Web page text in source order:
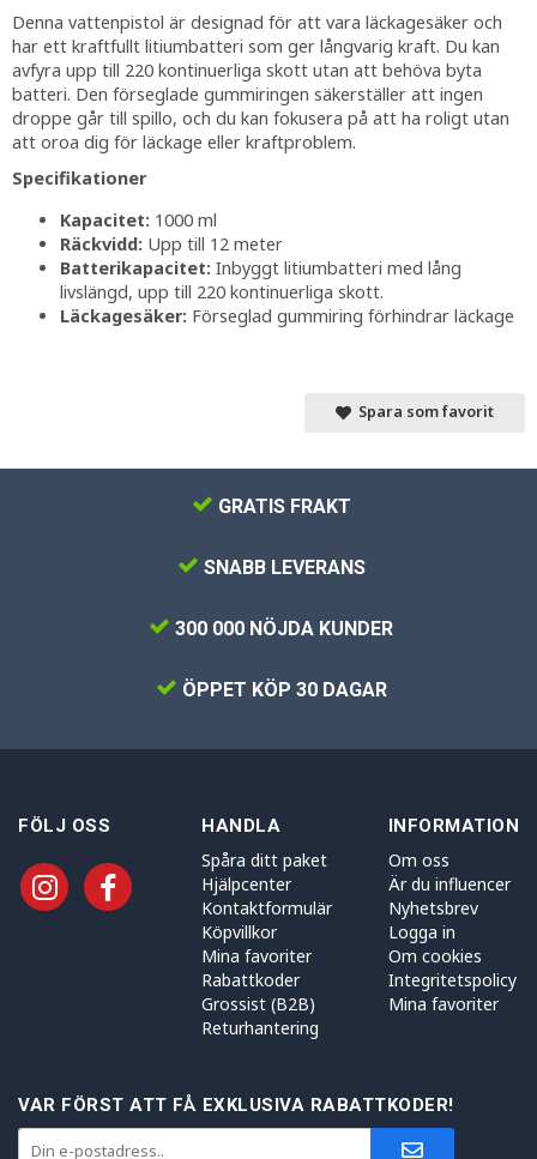
Denna vattenpistol är designad för att vara läckagesäker och
har ett kraftfullt litiumbatteri som ger långvarig kraft. Du kan
avfyra upp till 220 kontinuerliga skott utan att behöva byta
batteri. Den förseglade gummiringen säkerställer att ingen
droppe går till spillo, och du kan fokusera på att ha roligt utan
att oroa dig för läckage eller kraftproblem.
Specifikationer
Kapacitet: 1000 ml
Räckvidd: Upp till 12 meter
Batterikapacitet: Inbyggt litiumbatteri med lång
livslängd, upp till 220 kontinuerliga skott.
Läckagesäker: Förseglad gummiring förhindrar läckage
Spara som favorit
GRATIS FRAKT
SNABB LEVERANS
300 000 NÖJDA KUNDER
ÖPPET KÖP 30 DAGAR
FÖLJ OSS HANDLA
Spåra ditt paket
Hjälpcenter
Kontaktformulär
Köpvillkor
Mina favoriter
Rabattkoder
Grossist (B2B)
Returhantering
INFORMATION
Om oss
Är du influencer
Nyhetsbrev
Logga in
Om cookies
Integritetspolicy
Mina favoriter
VAR FÖRST ATT FÅ EXKLUSIVA RABATTKODER!